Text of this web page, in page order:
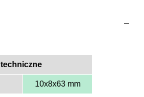
techniczne
10x8x63 mm